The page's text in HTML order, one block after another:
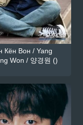
Кён Вон / Yang
Won / 양경원 ()